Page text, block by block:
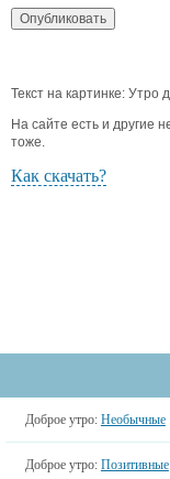
Текст на картинке: Утро
На сайте есть и другие
тоже.
Как скачать?
Доброе утро: Необычные
Доброе утро: Позитивные